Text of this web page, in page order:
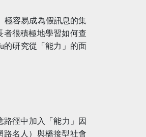
極容易成為假訊息的集
者很積極地學習如何查
的研究從「能力」的面
路徑中加入「能力」因
路名人）與橋接型社會